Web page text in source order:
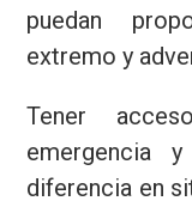
puedan
extremo y
Tener
emergencia
diferencia en